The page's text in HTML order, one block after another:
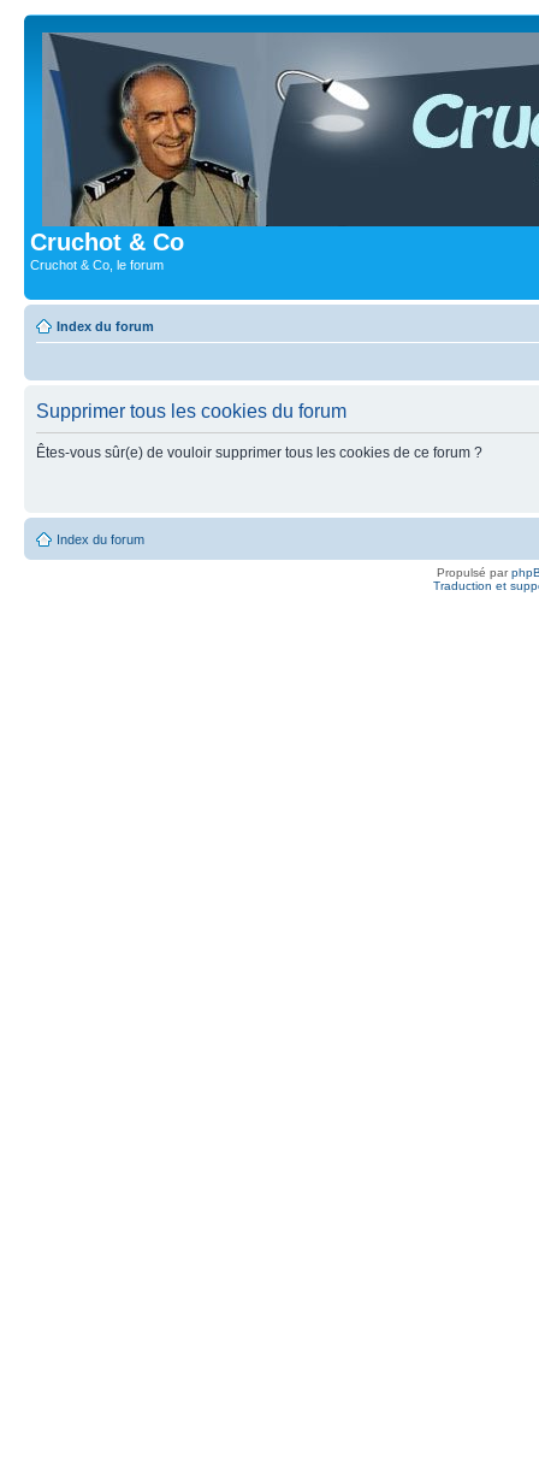
Cruchot & Co
Cruchot & Co, le forum
Index du forum
Supprimer tous les cookies du forum
Êtes-vous sûr(e) de vouloir supprimer tous les cookies de ce forum ?
Index du forum
Propulsé par
Traduction et